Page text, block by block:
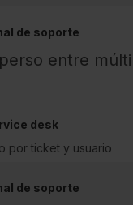
entre
por ticket y usuario